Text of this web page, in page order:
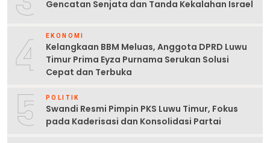
Gencatan Senjata dan Tanda Kekalahan Israel
4 EKONOMI
Kelangkaan BBM Meluas, Anggota DPRD Luwu
Timur Prima Eyza Purnama Serukan Solusi
Cepat dan Terbuka
5 POLITIK
Swandi Resmi Pimpin PKS Luwu Timur, Fokus
pada Kaderisasi dan Konsolidasi Partai